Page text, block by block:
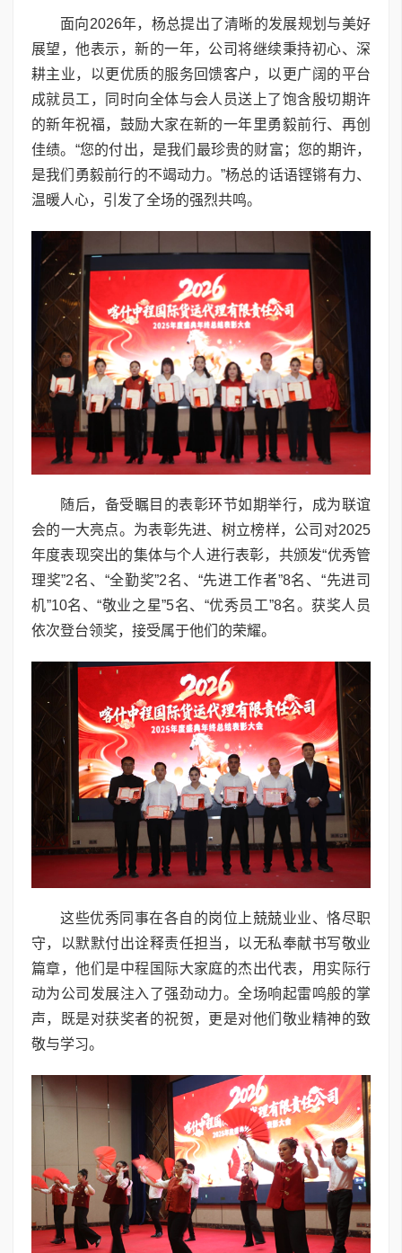
面向2026年，杨总提出了清晰的发展规划与美好
展望，他表示，新的一年，公司将继续秉持初心、深
耕主业，以更优质的服务回馈客户，以更广阔的平台
成就员工，同时向全体与会人员送上了饱含殷切期许
的新年祝福，鼓励大家在新的一年里勇毅前行、再创
佳绩。“您的付出，是我们最珍贵的财富；您的期许，
是我们勇毅前行的不竭动力。”杨总的话语铿锵有力、
温暖人心，引发了全场的强烈共鸣。
随后，备受瞩目的表彰环节如期举行，成为联谊
会的一大亮点。为表彰先进、树立榜样，公司对2025
年度表现突出的集体与个人进行表彰，共颁发“优秀管
理奖”2名、“全勤奖”2名、“先进工作者”8名、“先进司
机”10名、“敬业之星”5名、“优秀员工”8名。获奖人员
依次登台领奖，接受属于他们的荣耀。
这些优秀同事在各自的岗位上兢兢业业、恪尽职
守，以默默付出诠释责任担当，以无私奉献书写敬业
篇章，他们是中程国际大家庭的杰出代表，用实际行
动为公司发展注入了强劲动力。全场响起雷鸣般的掌
声，既是对获奖者的祝贺，更是对他们敬业精神的致
敬与学习。